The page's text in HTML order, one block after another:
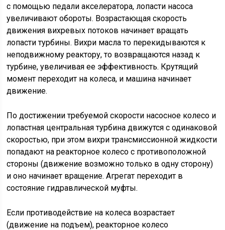
с помощью педали акселератора, лопасти насоса
увеличивают обороты. Возрастающая скорость
движения вихревых потоков начинает вращать
лопасти турбины. Вихри масла то перекидываются к
неподвижному реактору, то возвращаются назад к
турбине, увеличивая ее эффективность. Крутящий
момент переходит на колеса, и машина начинает
движение.
По достижении требуемой скорости насосное колесо и
лопастная центральная турбина движутся с одинаковой
скоростью, при этом вихри трансмиссионной жидкости
попадают на реакторное колесо с противоположной
стороны (движение возможно только в одну сторону)
и оно начинает вращение. Агрегат переходит в
состояние гидравлической муфты.
Если противодействие на колеса возрастает
(движение на подъем), реакторное колесо